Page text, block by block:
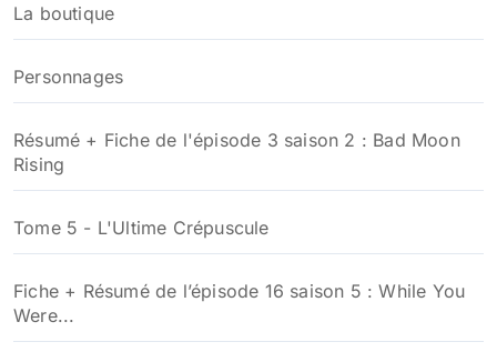
La boutique
Personnages
Résumé + Fiche de l'épisode 3 saison 2 : Bad Moon
Rising
Tome 5 - L'Ultime Crépuscule
Fiche + Résumé de l’épisode 16 saison 5 : While You
Were...